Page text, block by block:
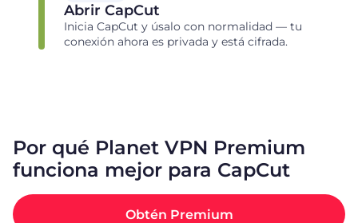
Abrir CapCut
Inicia CapCut y úsalo con normalidad — tu
conexión ahora es privada y está cifrada.
Por qué Planet VPN Premium
funciona mejor para CapCut
Obtén Premium